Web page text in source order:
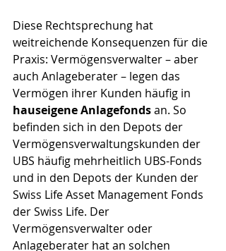
Diese Rechtsprechung hat
weitreichende Konsequenzen für die
Praxis: Vermögensverwalter – aber
auch Anlageberater – legen das
Vermögen ihrer Kunden häufig in
hauseigene Anlagefonds an. So
befinden sich in den Depots der
Vermögensverwaltungskunden der
UBS häufig mehrheitlich UBS-Fonds
und in den Depots der Kunden der
Swiss Life Asset Management Fonds
der Swiss Life. Der
Vermögensverwalter oder
Anlageberater hat an solchen